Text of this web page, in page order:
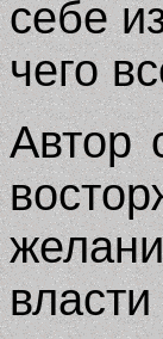
себе
чего
Автор